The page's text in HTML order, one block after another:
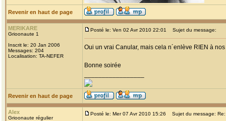
Revenir en haut de page
MERIKARE
Grioonaute 1
Inscrit le: 20 Jan 2006
Messages: 204
Localisation: TA-NEFER
Posté le: Ven 02 Avr 2010 22:01 Sujet du message:
Oui un vrai Canular, mais cela n´enlève RIEN à
Bonne soirée
Revenir en haut de page
Alex
Grioonaute régulier
Posté le: Mer 07 Avr 2010 15:26 Sujet du message: